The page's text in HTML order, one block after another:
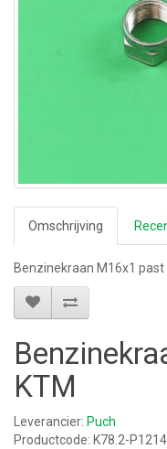
Omschrijving
Benzinekraan M16x1 past
KTM
Leverancier: Puch
Productcode: K78.2-